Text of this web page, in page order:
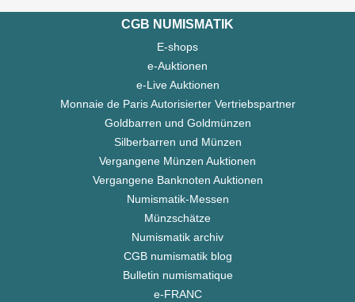
CGB NUMISMATIK
E-shops
e-Auktionen
e-Live Auktionen
Monnaie de Paris Autorisierter Vertriebspartner
Goldbarren und Goldmünzen
Silberbarren und Münzen
Vergangene Münzen Auktionen
Vergangene Banknoten Auktionen
Numismatik-Messen
Münzschätze
Numismatik archiv
CGB numismatik blog
Bulletin numismatique
e-FRANC